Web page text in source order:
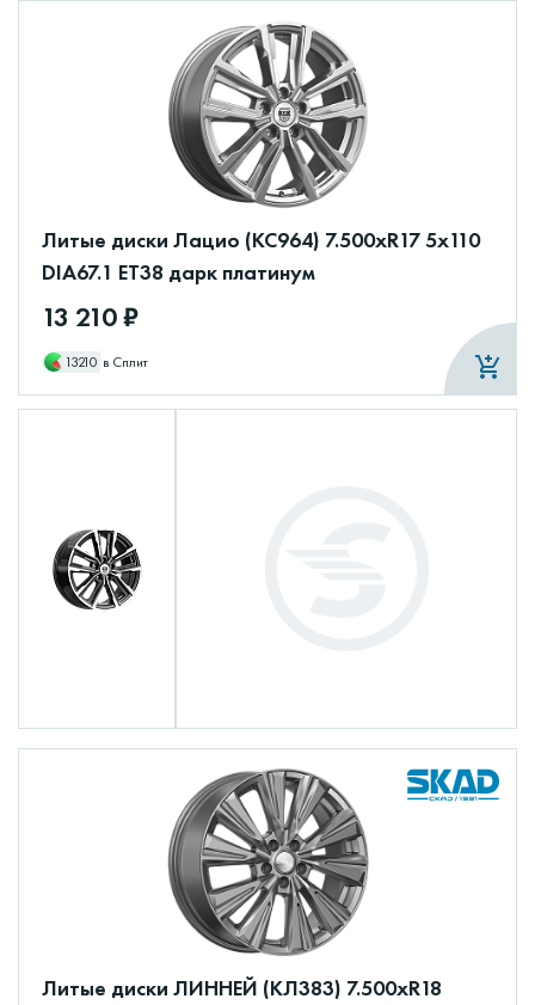
Литые диски Лацио (КС964) 7.500xR17 5x110
DIA67.1 ET38 дарк платинум
13 210 ₽
13210 в Сплит
Литые диски ЛИННЕЙ (КЛ383) 7.500xR18